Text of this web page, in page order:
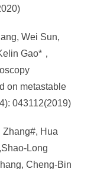
Wei Sun,
Gao*，
on metastable
043112(2019)
Zhang#, Hua
Long
Cheng-Bin